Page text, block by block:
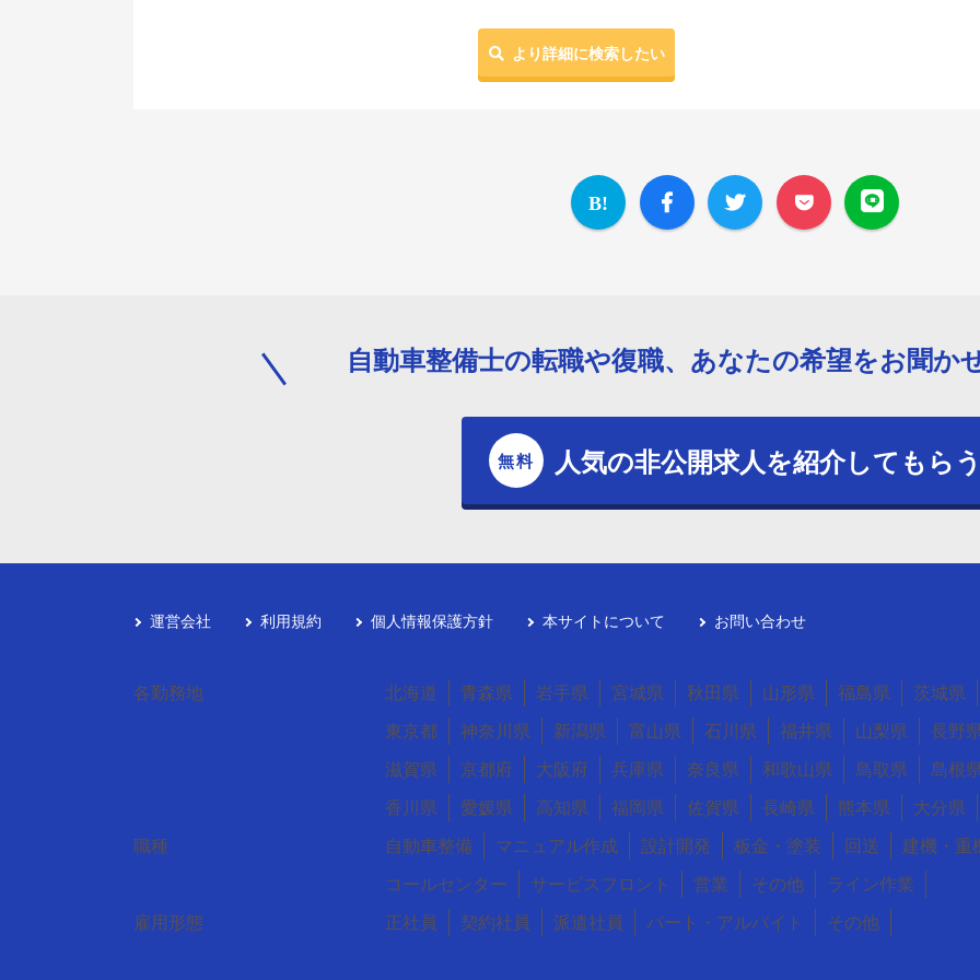
より詳細に検索したい
自動車整備士の転職や復職、あなたの希望をお聞か
人気の非公開求人を紹介してもらう
運営会社 利用規約 個人情報保護方針 本サイトについて お問い合わせ
各勤務地 北海道 青森県 岩手県 宮城県 秋田県 山形県 福島県 茨城県
東京都 神奈川県 新潟県 富山県 石川県 福井県 山梨県 長野
滋賀県 京都府 大阪府 兵庫県 奈良県 和歌山県 鳥取県 島根
香川県 愛媛県 高知県 福岡県 佐賀県 長崎県 熊本県 大分県
職種 自動車整備 マニュアル作成 設計開発 板金・塗装 回送 建機・重
コールセンター サービスフロント 営業 その他 ライン作業
雇用形態 正社員 契約社員 派遣社員 パート・アルバイト その他